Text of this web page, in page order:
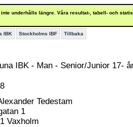
inte underhålls längre. Våra resultat-, tabell- och
IBK Stockholms IBF Tillbaka
IBK - Man - Senior/Junior 17-
Tedestam
1
Vaxholm